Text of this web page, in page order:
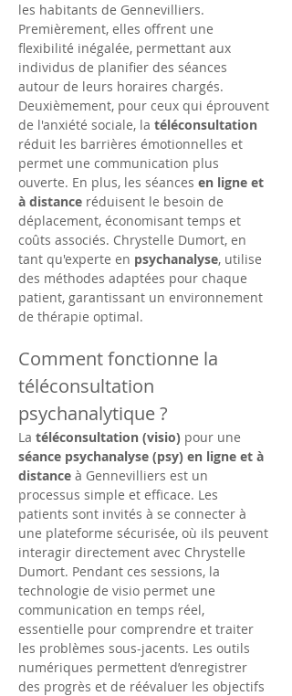
les habitants de Gennevilliers.
Premièrement, elles offrent une
flexibilité inégalée, permettant aux
individus de planifier des séances
autour de leurs horaires chargés.
Deuxièmement, pour ceux qui éprouvent
de l'anxiété sociale, la téléconsultation
réduit les barrières émotionnelles et
permet une communication plus
ouverte. En plus, les séances en ligne et
à distance réduisent le besoin de
déplacement, économisant temps et
coûts associés. Chrystelle Dumort, en
tant qu'experte en psychanalyse, utilise
des méthodes adaptées pour chaque
patient, garantissant un environnement
de thérapie optimal.
Comment fonctionne la
téléconsultation
psychanalytique ?
La téléconsultation (visio) pour une
séance psychanalyse (psy) en ligne et à
distance à Gennevilliers est un
processus simple et efficace. Les
patients sont invités à se connecter à
une plateforme sécurisée, où ils peuvent
interagir directement avec Chrystelle
Dumort. Pendant ces sessions, la
technologie de visio permet une
communication en temps réel,
essentielle pour comprendre et traiter
les problèmes sous-jacents. Les outils
numériques permettent d’enregistrer
des progrès et de réévaluer les objectifs